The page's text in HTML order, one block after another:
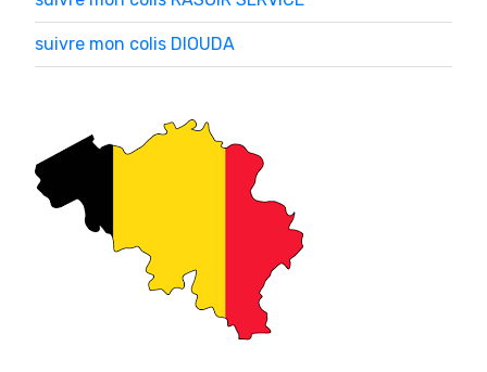
suivre mon colis DIOUDA